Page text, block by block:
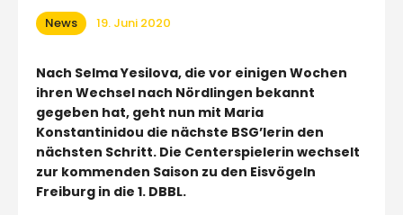
News 19. Juni 2020
Nach Selma Yesilova, die vor einigen Wochen
ihren Wechsel nach Nördlingen bekannt
gegeben hat, geht nun mit Maria
Konstantinidou die nächste BSG’lerin den
nächsten Schritt. Die Centerspielerin wechselt
zur kommenden Saison zu den Eisvögeln
Freiburg in die 1. DBBL.